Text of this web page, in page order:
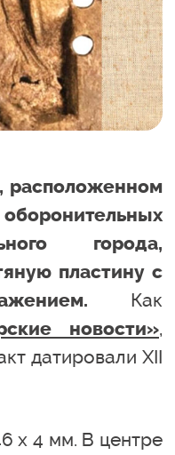
расположенном
города,
пластину с
Как
новости»,
датировали XII
х 4 мм. В центре